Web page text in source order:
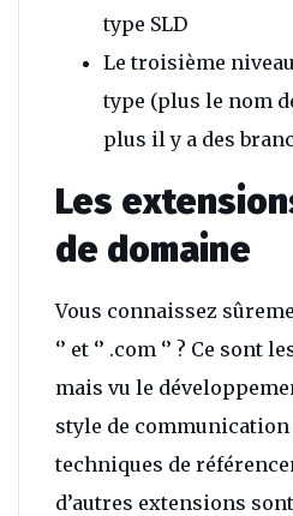
type SLD
Le troisième
type (plus le nom
plus il y a des
Les
de domaine
Vous connaissez
‘’ et ‘’ .com ‘’ ? Ce sont
mais vu le
style de communication
techniques de
d’autres extensions